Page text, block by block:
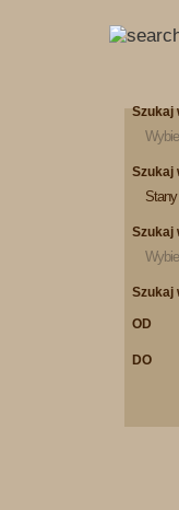
Szukaj
Szukaj
Szukaj
Szukaj
OD
DO